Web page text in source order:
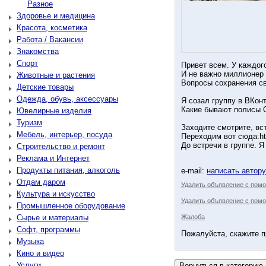
Разное
Здоровье и медицина
Красота, косметика
Работа / Вакансии
Знакомства
Спорт
Животные и растения
Детские товары
Одежда, обувь, аксессуары
Ювелирные изделия
Туризм
Мебель, интерьер, посуда
Строительство и ремонт
Реклама и Интернет
Продукты питания, алкоголь
Отдам даром
Культура и искусство
Промышленное оборудование
Сырье и материалы
Софт, программы
Музыка
Кино и видео
Привет всем. У
И не важно миллионер
Вопросы сохранения
Я созал группу в
Какие бывают
Заходите смотрите,
Переходим вот
До встречи в группе.
e-mail: написать
Удалить объявление с
Удалить объявление с
Жалоба
Пожалуйста, скажите